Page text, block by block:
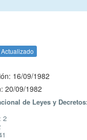
16/09/1982
20/09/1982
de Leyes y Decretos:
2